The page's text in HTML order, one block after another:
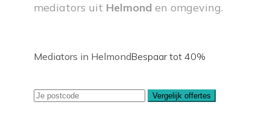
mediators uit Helmond en omgeving.
Mediators in HelmondBespaar tot 40%
Vergelijk offertes